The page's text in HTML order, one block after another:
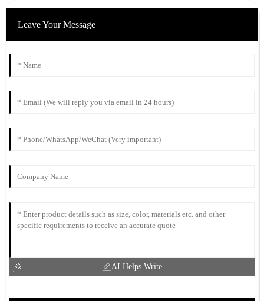
Leave Your Message
AI Helps Write